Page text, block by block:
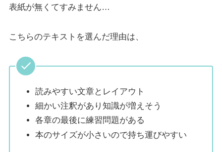
表紙が無くてすみません…
こちらのテキストを選んだ理由は、
読みやすい文章とレイアウト
細かい注釈があり知識が増えそう
各章の最後に練習問題がある
本のサイズが小さいので持ち運びやすい